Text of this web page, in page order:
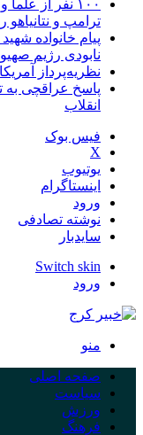
۱۰۰ نفر از
ترامپ و نتانیاهو
پیام خانواده
نابودی رژیم
نظریه‌پرداز
پاسخ عراقچی به
انقلاب
فیس بوک
X
یوتیوب
اینستاگرام
ورود
نوشته تصادفی
سایدبار
Switch skin
ورود
منو
صفحه اصلی
سیاست
ورزش
فرهنگ